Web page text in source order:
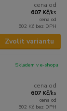
cena od
607 Kč/ks
cena od
502 Kč bez DPH
Zvolit variantu
cena od
607 Kč/ks
cena od
502 Kč bez DPH
Skladem v e-shopu